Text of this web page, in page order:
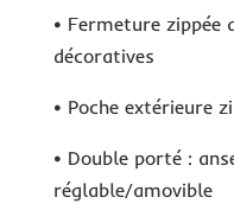
• Fermeture zippée
décoratives
• Poche extérieure
• Double porté :
réglable/amovible